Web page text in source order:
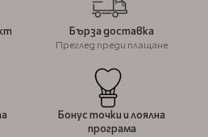
Бърза доставка
Преглед преди плащане
Бонус точки и лоялна
програма